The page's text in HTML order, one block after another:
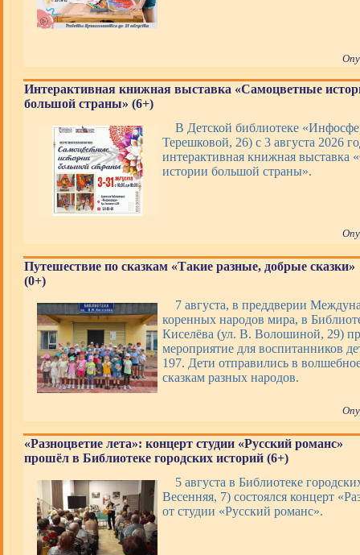
Интерактивная книжная выставка «Самоцветные
большой страны» (6+)
В Детской библиотеке
Терешковой, 26) с 3 августа 2026
интерактивная книжная выставка
истории большой страны».
Путешествие по сказкам «Такие разные, добрые сказки»
(0+)
7 августа, в преддверии
коренных народов мира, в
Киселёва (ул. В. Волошиной, 29)
мероприятие для воспитанников
197. Дети отправились в
сказкам разных народов.
«Разноцветие лета»: концерт студии «Русский романс»
прошёл в Библиотеке городских историй (6+)
5 августа в Библиотеке
Весенняя, 7) состоялся концерт
от студии «Русский романс».